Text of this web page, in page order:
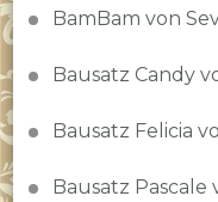
BamBam von
Bausatz Candy
Bausatz Felicia
Bausatz Pascale